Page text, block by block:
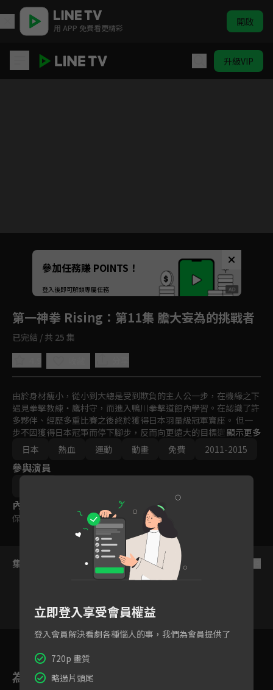
用 APP 免費看更精彩 開啟
升級VIP
Unmute
如有不便請見諒
參加任務賺 POINTS！
登入後即可解鎖專屬任務
第一神拳 Rising ：第11集 膽大妄為的挑戰者
已完結 / 共 25 集
由於身材瘦小，從小到大總是受到欺負的主人公一步，在機緣之下
遇見拳擊教練‧鷹村守，而進入鴨川拳擊道館內學習。在認識了許
多夥伴、經歷多重比賽之後終於獲得日本羽量級冠軍寶座。 但一
步不因獲得日本冠軍而停下腳步，反而向更遠大的目標邁!除了趕
上永遠的勁敵‧宮田一郎與前輩‧鷹村守之外，還要和覬覦冠軍王
座的眾多強者展開激烈對戰！經過一次又一次的拳王保衛戰之後變
得更茁壯的一步，又會遇上什麼新對手？
顯示更多
日本
熱血 運動 動畫 免費 2011-2015
參與演員
內容標籤
保護級
集數列表
9 10 11 12 13
為您推薦
立即登入享受會員權益
登入會員解決看劇各種惱人的事，我們為會員提供了
720p 畫質
略過片頭尾